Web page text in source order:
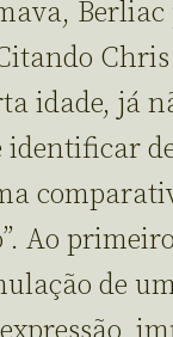
idade, já
identificar
Ao
de